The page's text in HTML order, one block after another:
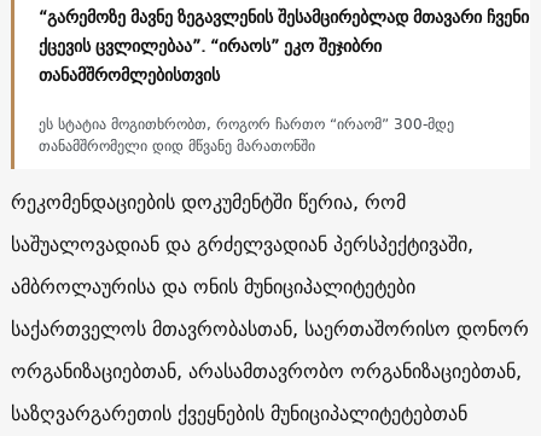
“გარემოზე მავნე ზეგავლენის შესამცირებლად მთავარი ჩვენი
ქცევის ცვლილებაა”. “ირაოს” ეკო შეჯიბრი
თანამშრომლებისთვის
ეს სტატია მოგითხრობთ, როგორ ჩართო “ირაომ” 300-მდე
თანამშრომელი დიდ მწვანე მარათონში
რეკომენდაციების დოკუმენტში წერია, რომ
საშუალოვადიან და გრძელვადიან პერსპექტივაში,
ამბროლაურისა და ონის მუნიციპალიტეტები
საქართველოს მთავრობასთან, საერთაშორისო დონორ
ორგანიზაციებთან, არასამთავრობო ორგანიზაციებთან,
საზღვარგარეთის ქვეყნების მუნიციპალიტეტებთან